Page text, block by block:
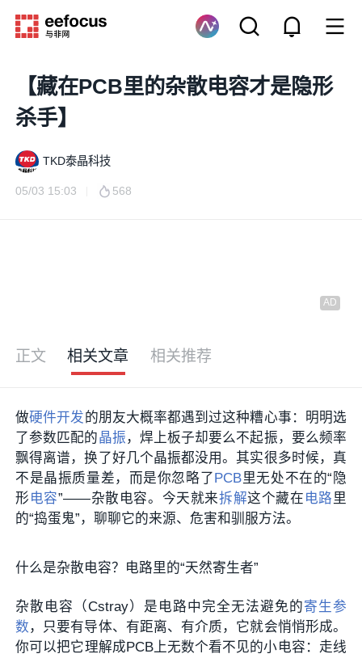
【藏在PCB里的杂散电容才是隐形
杀手】
TKD泰晶科技
05/03 15:03 568
正文 相关文章 相关推荐
做硬件开发的朋友大概率都遇到过这种糟心事：明明选
了参数匹配的晶振 ，焊上板子却要么不起振，要么频率
飘得离谱，换了好几个晶振都没用。其实很多时候，真
不是晶振质量差，而是你忽略了PCB里无处不在的“隐
形 电容”——杂散电容。今天就来拆解这个藏在 电路 里
的“捣蛋鬼”，聊聊它的来源、危害和驯服方法。
什么是杂散电容？电路里的“天然寄生者”
杂散电容（Cstray）是电路中完全无法避免的寄生参
数 ，只要有导体、有距离、有介质，它就会悄悄形成。
你可以把它理解成PCB上无数个看不见的小电容：走线